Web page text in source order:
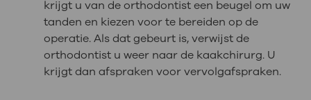
krijgt u van de orthodontist een beugel om uw
tanden en kiezen voor te bereiden op de
operatie. Als dat gebeurt is, verwijst de
orthodontist u weer naar de kaakchirurg. U
krijgt dan afspraken voor vervolgafspraken.